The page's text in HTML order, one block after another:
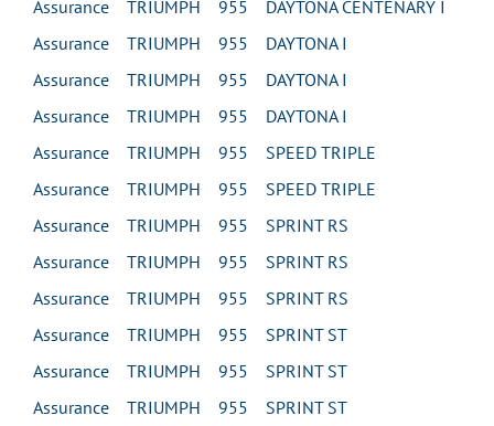
Assurance TRIUMPH 955 DAYTONA CENTENARY I
Assurance TRIUMPH 955 DAYTONA I
Assurance TRIUMPH 955 DAYTONA I
Assurance TRIUMPH 955 DAYTONA I
Assurance TRIUMPH 955 SPEED TRIPLE
Assurance TRIUMPH 955 SPEED TRIPLE
Assurance TRIUMPH 955 SPRINT RS
Assurance TRIUMPH 955 SPRINT RS
Assurance TRIUMPH 955 SPRINT RS
Assurance TRIUMPH 955 SPRINT ST
Assurance TRIUMPH 955 SPRINT ST
Assurance TRIUMPH 955 SPRINT ST